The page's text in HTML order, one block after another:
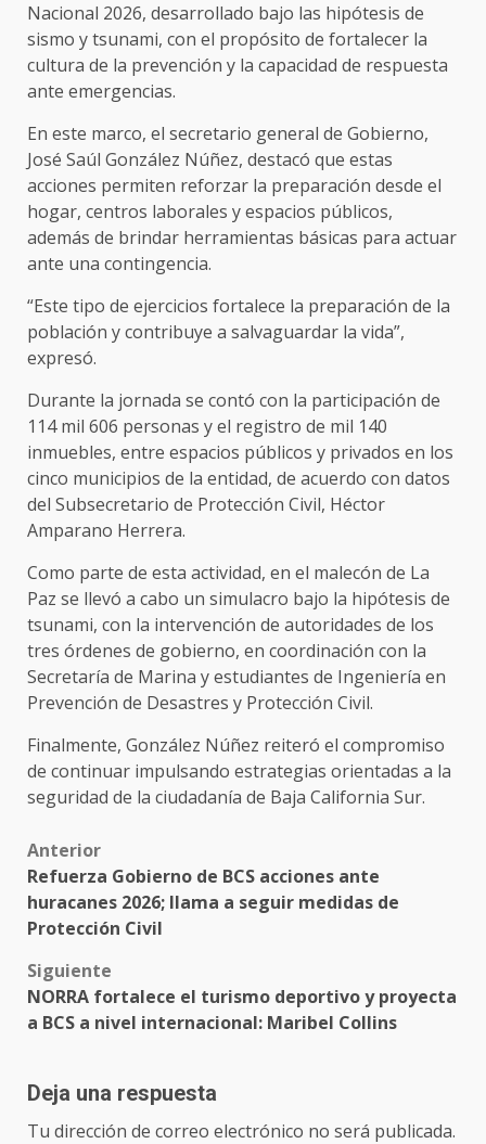
Nacional 2026, desarrollado bajo las hipótesis de
sismo y tsunami, con el propósito de fortalecer la
cultura de la prevención y la capacidad de respuesta
ante emergencias.
En este marco, el secretario general de Gobierno,
José Saúl González Núñez, destacó que estas
acciones permiten reforzar la preparación desde el
hogar, centros laborales y espacios públicos,
además de brindar herramientas básicas para actuar
ante una contingencia.
“Este tipo de ejercicios fortalece la preparación de la
población y contribuye a salvaguardar la vida”,
expresó.
Durante la jornada se contó con la participación de
114 mil 606 personas y el registro de mil 140
inmuebles, entre espacios públicos y privados en los
cinco municipios de la entidad, de acuerdo con datos
del Subsecretario de Protección Civil, Héctor
Amparano Herrera.
Como parte de esta actividad, en el malecón de La
Paz se llevó a cabo un simulacro bajo la hipótesis de
tsunami, con la intervención de autoridades de los
tres órdenes de gobierno, en coordinación con la
Secretaría de Marina y estudiantes de Ingeniería en
Prevención de Desastres y Protección Civil.
Finalmente, González Núñez reiteró el compromiso
de continuar impulsando estrategias orientadas a la
seguridad de la ciudadanía de Baja California Sur.
Post
navigation
Anterior
Refuerza Gobierno de BCS acciones ante
huracanes 2026; llama a seguir medidas de
Protección Civil
Siguiente
NORRA fortalece el turismo deportivo y proyecta
a BCS a nivel internacional: Maribel Collins
Deja una respuesta
Tu dirección de correo electrónico no será publicada.